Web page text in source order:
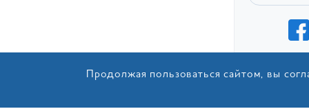
Продолжая пользоваться сайтом, вы